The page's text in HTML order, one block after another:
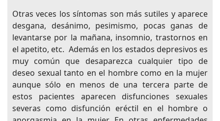
Otras veces los síntomas son más sutiles y aparece
desgana, desánimo, pesimismo, pocas ganas de
levantarse por la mañana, insomnio, trastornos en
el apetito, etc. Además en los estados depresivos es
muy común que desaparezca cualquier tipo de
deseo sexual tanto en el hombre como en la mujer
aunque sólo en menos de una tercera parte de
estos pacientes aparecen disfunciones sexuales
severas como disfunción eréctil en el hombre o